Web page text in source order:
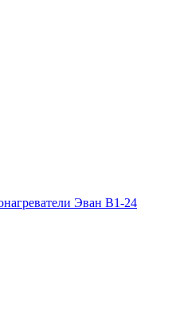
Эван В1-24